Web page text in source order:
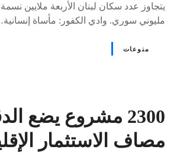
يتجاوز عدد سكان لبنان الأربعة ملايين
مليوني سوري. وادي الكفور: مأساة
منوعات
2300 مشروع يضع
مصاف الاستثمار